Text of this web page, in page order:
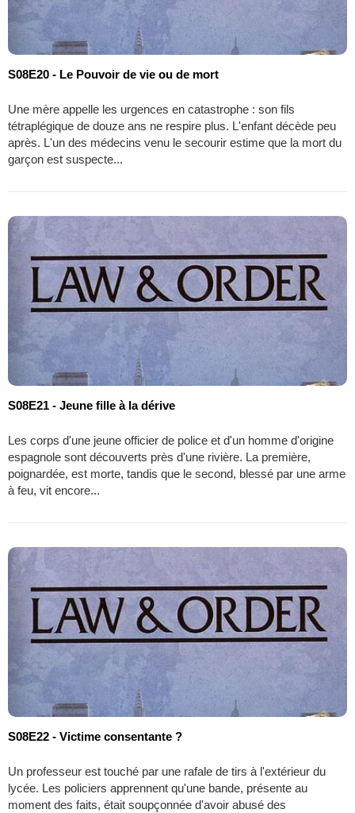
S08E20 - Le Pouvoir de vie ou de mort
Une mère appelle les urgences en catastrophe : son fils
tétraplégique de douze ans ne respire plus. L'enfant décède peu
après. L'un des médecins venu le secourir estime que la mort du
garçon est suspecte...
S08E21 - Jeune fille à la dérive
Les corps d'une jeune officier de police et d'un homme d'origine
espagnole sont découverts près d'une rivière. La première,
poignardée, est morte, tandis que le second, blessé par une arme
à feu, vit encore...
S08E22 - Victime consentante ?
Un professeur est touché par une rafale de tirs à l'extérieur du
lycée. Les policiers apprennent qu'une bande, présente au
moment des faits, était soupçonnée d'avoir abusé des